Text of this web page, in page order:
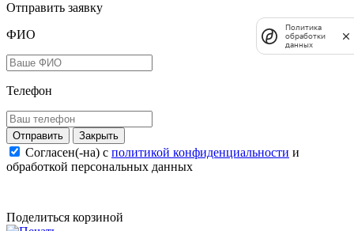
Отправить заявку
ФИО
Телефон
Закрыть
Согласен(-на) c политикой конфиденциальности и
обработкой персональных данных
Поделиться корзиной
Политика
обработки
данных